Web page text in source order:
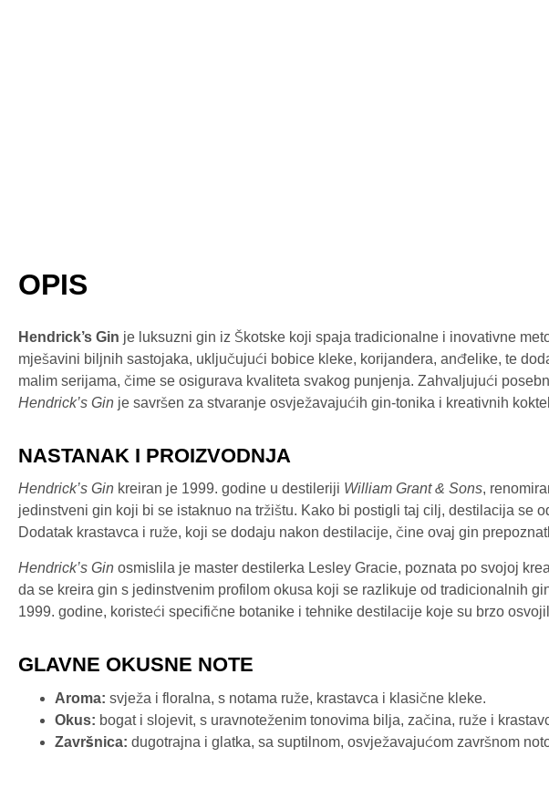
OPIS
Hendrick’s Gin je luksuzni gin iz Škotske koji spaja tradicionalne i inovativne
mješavini biljnih sastojaka, uključujući bobice kleke, korijandera, anđelike, te
malim serijama, čime se osigurava kvaliteta svakog punjenja. Zahvaljujući
Hendrick’s Gin je savršen za stvaranje osvježavajućih gin-tonika i kreativnih
NASTANAK I PROIZVODNJA
Hendrick’s Gin kreiran je 1999. godine u destileriji William Grant & Sons,
jedinstveni gin koji bi se istaknuo na tržištu. Kako bi postigli taj cilj, destilacija se
Dodatak krastavca i ruže, koji se dodaju nakon destilacije, čine ovaj gin
Hendrick’s Gin osmislila je master destilerka Lesley Gracie, poznata po svojoj
da se kreira gin s jedinstvenim profilom okusa koji se razlikuje od tradicionalnih
1999. godine, koristeći specifične botanike i tehnike destilacije koje su brzo
GLAVNE OKUSNE NOTE
Aroma: svježa i floralna, s notama ruže, krastavca i klasične kleke.
Okus: bogat i slojevit, s uravnoteženim tonovima bilja, začina, ruže i
Završnica: dugotrajna i glatka, sa suptilnom, osvježavajućom završnom